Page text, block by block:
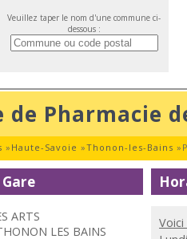
Veuillez taper le nom d'une commune ci-
dessous :
Pharmacie
» Haute-Savoie »Thonon-les-Bains »
ARTS
LES BAINS